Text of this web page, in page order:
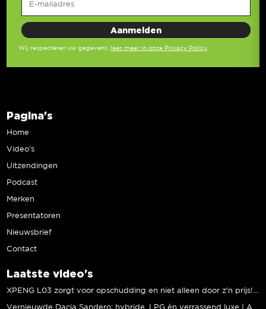
Wij respecteren uw gegevens, lees meer in onze Privacy Policy
Pagina's
Home
Video’s
Uitzendingen
Podcast
Merken
Presentatoren
Nieuwsbrief
Contact
Laatste video's